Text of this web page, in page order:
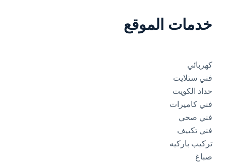
خدمات الموقع
كهربائي
فني ستلايت
حداد الكويت
فني كاميرات
فني صحي
فني تكييف
تركيب باركيه
صباغ